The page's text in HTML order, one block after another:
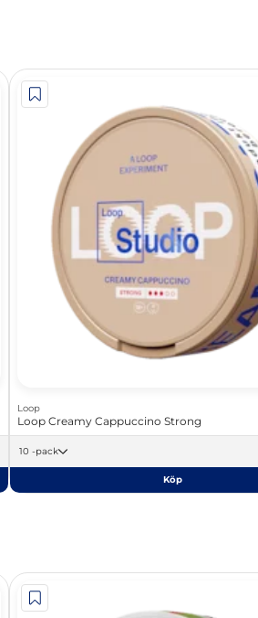
Loop
Loop Creamy Cappuccino Strong
10 -pack
Köp